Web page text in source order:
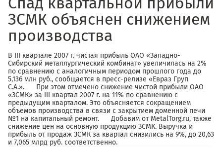
ЗСМК объяснен снижением
производства
В III квартале 2007 г. чистая прибыль ОАО «Западно-
Сибирский металлургический комбинат» увеличилась на 2%
по сравнению с аналогичным периодом прошлого года до
5,136 млн руб., сообщается в пресс-релизе «Евраз Груп
С.А.». При этом отмечено снижение чистой прибыли ОАО
«ЗСМК» за III квартал 2007 г. на 11% по сравнению с
предыдущим кварталом. Это объясняется сокращением
объемов производства в связи с закрытием доменной печи
№1 на капитальный ремонт. Добавим от MetalTorg.ru, также
снижение цен на основную продукцию ЗСМК. Выручка и
прибыль от продаж ЗСМК за квартал снизились на 9%, до 20,63
и 7,065 млрд руб. соответственно.